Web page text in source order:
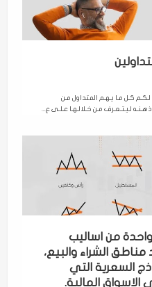
كـل مـا يـهـم المتداول مـن
لـيـتـعـرف مـن خـلالـهـا عـلـى ع...
من اساليب
مناطق الشراء والبيع،
السعرية التي
المالية.